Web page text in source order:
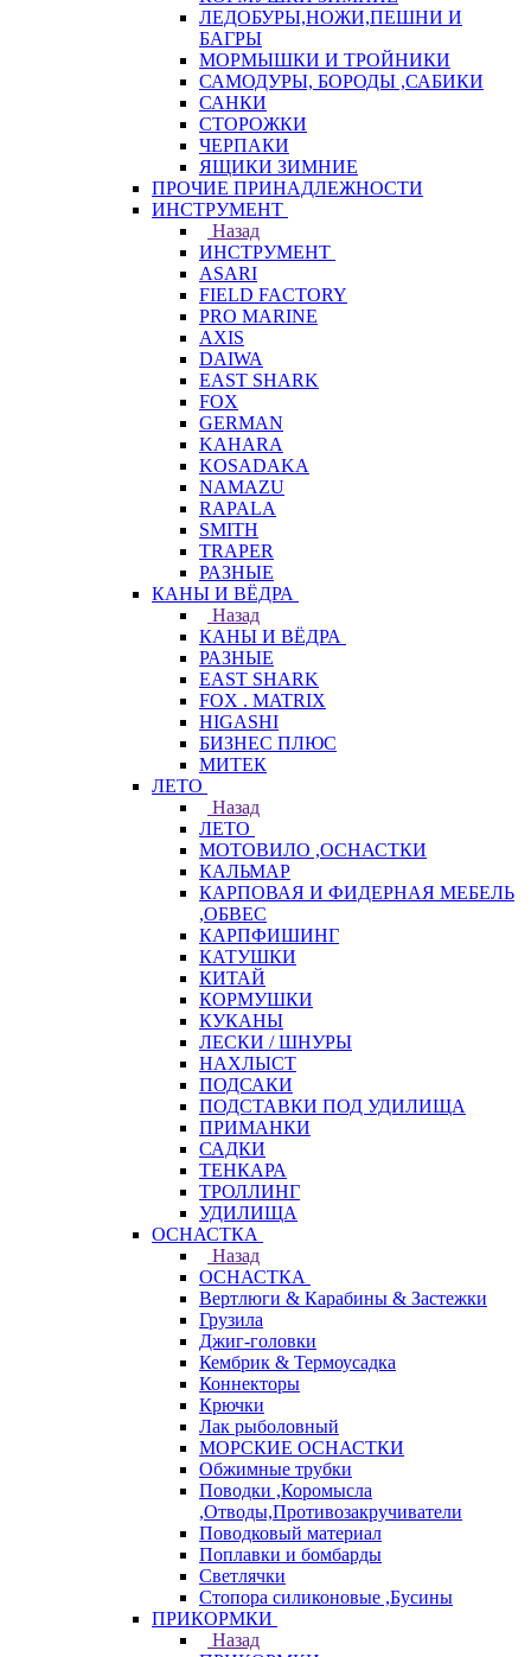
ЛЕДОБУРЫ,НОЖИ,ПЕШНИ И
БАГРЫ
МОРМЫШКИ И ТРОЙНИКИ
САМОДУРЫ, БОРОДЫ ,САБИКИ
САНКИ
СТОРОЖКИ
ЧЕРПАКИ
ЯЩИКИ ЗИМНИЕ
ПРОЧИЕ ПРИНАДЛЕЖНОСТИ
ИНСТРУМЕНТ
Назад
ИНСТРУМЕНТ
ASARI
FIELD FACTORY
PRO MARINE
AXIS
DAIWA
EAST SHARK
FOX
GERMAN
KAHARA
KOSADAKA
NAMAZU
RAPALA
SMITH
TRAPER
РАЗНЫЕ
КАНЫ И ВЁДРА
Назад
КАНЫ И ВЁДРА
РАЗНЫЕ
EAST SHARK
FOX . MATRIX
HIGASHI
БИЗНЕС ПЛЮС
МИТЕК
ЛЕТО
Назад
ЛЕТО
МОТОВИЛО ,ОСНАСТКИ
КАЛЬМАР
КАРПОВАЯ И ФИДЕРНАЯ МЕБЕЛЬ
,ОБВЕС
КАРПФИШИНГ
КАТУШКИ
КИТАЙ
КОРМУШКИ
КУКАНЫ
ЛЕСКИ / ШНУРЫ
НАХЛЫСТ
ПОДСАКИ
ПОДСТАВКИ ПОД УДИЛИЩА
ПРИМАНКИ
САДКИ
ТЕНКАРА
ТРОЛЛИНГ
УДИЛИЩА
ОСНАСТКА
Назад
ОСНАСТКА
Вертлюги & Карабины & Застежки
Грузила
Джиг-головки
Кембрик & Термоусадка
Коннекторы
Крючки
Лак рыболовный
МОРСКИЕ ОСНАСТКИ
Обжимные трубки
Поводки ,Коромысла
,Отводы,Противозакручиватели
Поводковый материал
Поплавки и бомбарды
Светлячки
Стопора силиконовые ,Бусины
ПРИКОРМКИ
Назад